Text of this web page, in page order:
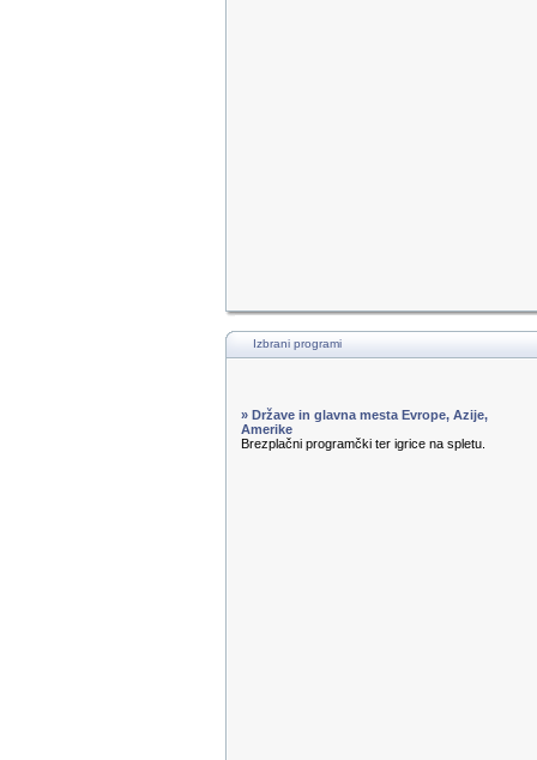
Izbrani programi
» Države in glavna mesta Evrope, Azije,
Amerike
Brezplačni programčki ter igrice na spletu.